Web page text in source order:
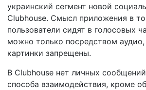
украинский сегмент новой
Clubhouse. Смысл приложения в
пользователи сидят в голосовых
можно только посредством
картинки запрещены.
В Clubhouse нет личных
способа взаимодействия, кроме